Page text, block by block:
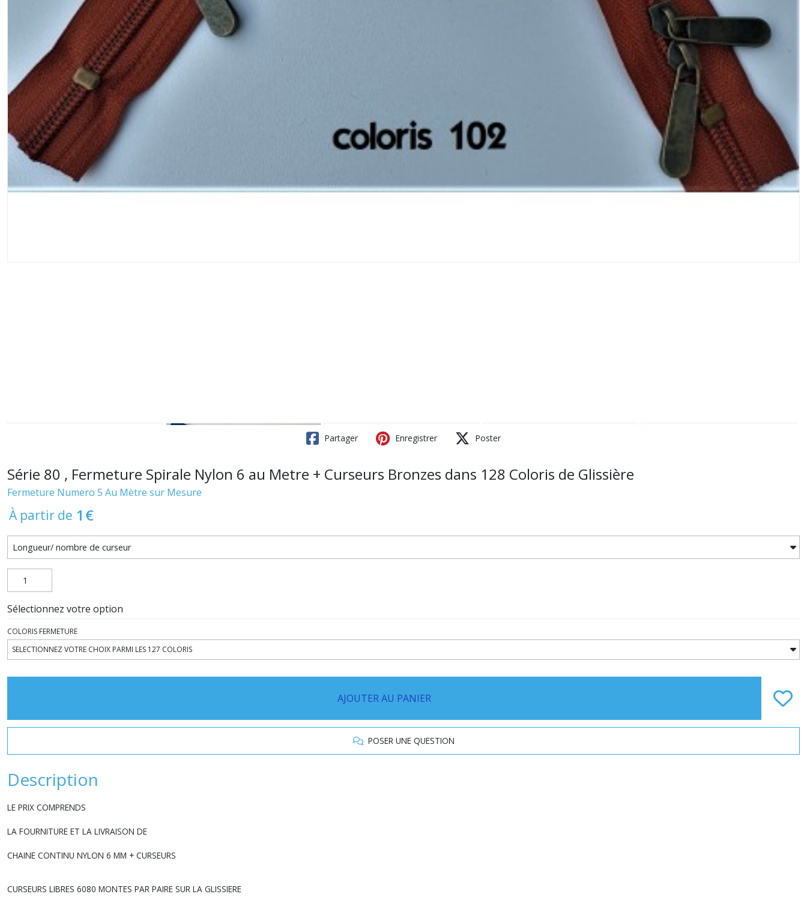
Partager Enregistrer Poster
Série 80 , Fermeture Spirale Nylon 6 au Metre + Curseurs Bronzes dans 128 Coloris de Glissière
Fermeture Numero 5 Au Mètre sur Mesure
À partir de 1 €
Sélectionnez votre option
COLORIS FERMETURE
AJOUTER AU PANIER
POSER UNE QUESTION
Description
LE PRIX COMPRENDS
LA FOURNITURE ET LA LIVRAISON DE
CHAINE CONTINU NYLON 6 MM + CURSEURS
CURSEURS LIBRES 6080 MONTES PAR PAIRE SUR LA GLISSIERE